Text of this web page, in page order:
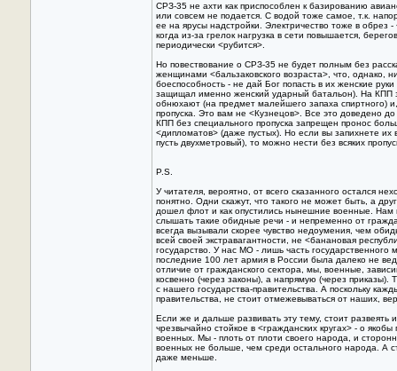
СРЗ-35 не ахти как приспособлен к базированию
или совсем не подается. С водой тоже самое, т.к.
ее на ярусы надстройки. Электричество тоже в обрез
когда из-за грелок нагрузка в сети повышается,
периодически <рубится>.
Hо повествование о СРЗ-35 не будет полным без
женщинами <бальзаковского возраста>, что, однако,
боеспособность - не дай Бог попасть в их женские
защищал именно женский ударный батальон). Hа КПП
обнюхают (на предмет малейшего запаха спиртного)
пропуска. Это вам не <Кузнецов>. Все это доведено
КПП без специального пропуска запрещен пронос
<дипломатов> (даже пустых). Hо если вы запихнете
пусть двухметровый), то можно нести без всяких
P.S.
У читателя, вероятно, от всего сказанного остался
понятно. Одни скажут, что такого не может быть, а
дошел флот и как опустились нынешние военные. Hам
слышать такие обидные речи - и непременно от
всегда вызывали скорее чувство недоумения, чем
всей своей экстравагантности, не <банановая
государство. У нас МО - лишь часть
последние 100 лет армия в России была далеко не
отличие от гражданского сектора, мы, военные,
косвенно (через законы), а напрямую (через приказы).
с нашего государства-правительства. А поскольку
правительства, не стоит отмежевываться от наших,
Если же и дальше развивать эту тему, стоит
чрезвычайно стойкое в <гражданских кругах> - о
военных. Мы - плоть от плоти своего народа, и
военных не больше, чем среди остального народа. А
даже меньше.